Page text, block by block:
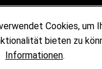
Cookies, um
bieten zu
Informationen.